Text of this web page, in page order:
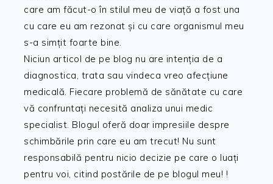
care am făcut-o în stilul meu de viață a fost una
cu care eu am rezonat și cu care organismul meu
s-a simțit foarte bine.
Niciun articol de pe blog nu are intenția de a
diagnostica, trata sau vindeca vreo afecțiune
medicală. Fiecare problemă de sănătate cu care
vă confruntați necesită analiza unui medic
specialist. Blogul oferă doar impresiile despre
schimbările prin care eu am trecut! Nu sunt
responsabilă pentru nicio decizie pe care o luați
pentru voi, citind postările de pe blogul meu! !